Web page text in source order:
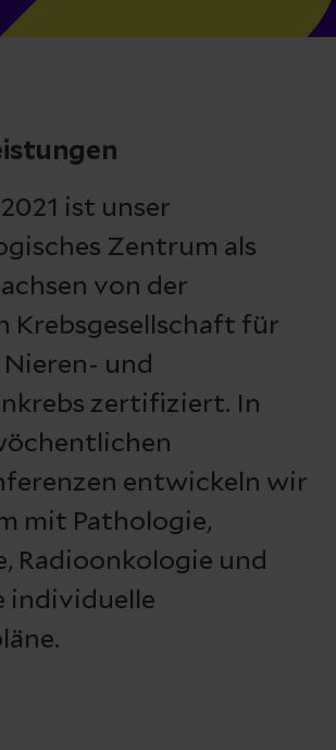
ist unser
Zentrum als
von der
Krebsgesellschaft für
und
zertifiziert. In
entwickeln wir
mit Pathologie,
Radioonkologie und
individuelle